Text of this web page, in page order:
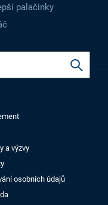
palačinky
a výzvy
osobních údajů